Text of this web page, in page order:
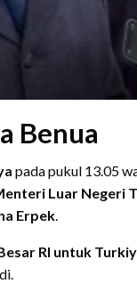
Benua
pada pukul 13.05
Luar Negeri
Erpek.
RI untuk